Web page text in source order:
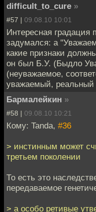
difficult_to_cure »
#57 | 09.08.10 10:01
Интересная градация
задумался: а
какие признаки
он был Б.У. (Быдло
(неуважаемое,
уважаемый, реальный
Бармалейкин »
#58 | 09.08.10 10:21
Кому: Tanda, #36
> инстинным может
третьем поколении
То есть это
передаваемое
> а особо ретивые